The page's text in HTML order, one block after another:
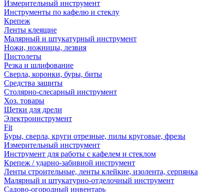
Измерительный инструмент
Инструменты по кафелю и стеклу
Крепеж
Ленты клеящие
Малярный и штукатурный инструмент
Ножи, ножницы, лезвия
Пистолеты
Резка и шлифование
Сверла, коронки, буры, биты
Средства защиты
Столярно-слесарный инструмент
Хоз. товары
Щетки для дрели
Электроинструмент
Fit
Буры, сверла, круги отрезные, пилы круговые, фрезы
Измерительный инструмент
Инструмент для работы с кафелем и стеклом
Крепеж / ударно-забивной инструмент
Ленты строительные, ленты клейкие, изолента, серпянка
Малярный и штукатурно-отделочный инструмент
Садово-огородный инвентарь